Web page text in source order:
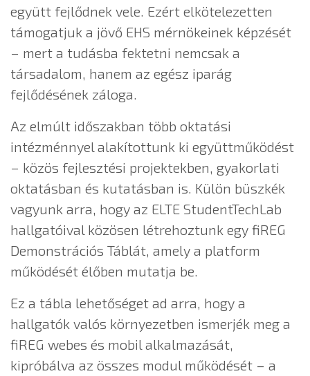
együtt fejlődnek vele. Ezért elkötelezetten
támogatjuk a jövő EHS mérnökeinek képzését
– mert a tudásba fektetni nemcsak a
társadalom, hanem az egész iparág
fejlődésének záloga.
Az elmúlt időszakban több oktatási
intézménnyel alakítottunk ki együttműködést
– közös fejlesztési projektekben, gyakorlati
oktatásban és kutatásban is. Külön büszkék
vagyunk arra, hogy az ELTE StudentTechLab
hallgatóival közösen létrehoztunk egy fiREG
Demonstrációs Táblát, amely a platform
működését élőben mutatja be.
Ez a tábla lehetőséget ad arra, hogy a
hallgatók valós környezetben ismerjék meg a
fiREG webes és mobil alkalmazását,
kipróbálva az összes modul működését – a